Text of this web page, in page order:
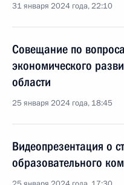
31 января 2024 года, 22:10
Совещание по
экономического
области
25 января 2024 года, 18:45
Видеопрезентация о
образовательного